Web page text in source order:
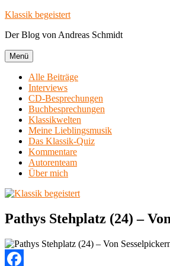
Zum
springen
Klassik begeistert
Der Blog von Andreas Schmidt
Menü
Alle Beiträge
Interviews
CD-Besprechungen
Buchbesprechungen
Klassikwelten
Meine Lieblingsmusik
Das Klassik-Quiz
Kommentare
Autorenteam
Über mich
Pathys Stehplatz (24) –